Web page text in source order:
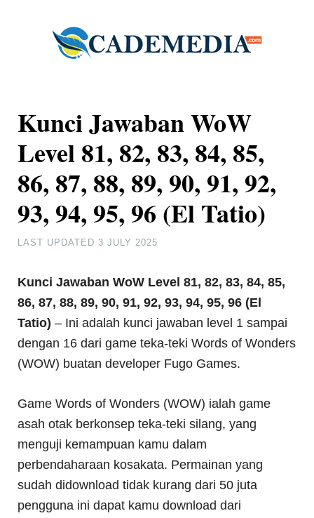
Kunci Jawaban WoW
Level 81, 82, 83, 84, 85,
86, 87, 88, 89, 90, 91, 92,
93, 94, 95, 96 (El Tatio)
LAST UPDATED 3 JULY 2025
Kunci Jawaban WoW Level 81, 82, 83, 84, 85,
86, 87, 88, 89, 90, 91, 92, 93, 94, 95, 96 (El
Tatio) – Ini adalah kunci jawaban level 1 sampai
dengan 16 dari game teka-teki Words of Wonders
(WOW) buatan developer Fugo Games.
Game Words of Wonders (WOW) ialah game
asah otak berkonsep teka-teki silang, yang
menguji kemampuan kamu dalam
perbendaharaan kosakata. Permainan yang
sudah didownload tidak kurang dari 50 juta
pengguna ini dapat kamu download dari